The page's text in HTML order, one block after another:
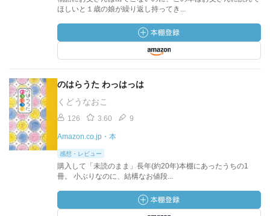
ほしいと１歳の娘が繰り返し持ってき...
のはらうた わっはっは
くどうなおこ
126 3.60 9
Amazon.co.jp・本
感想・レビュー
購入して「未読のまま」長年(約20年)本棚にあったうちの1
冊。 小ぶりなのに、結構なお値段...